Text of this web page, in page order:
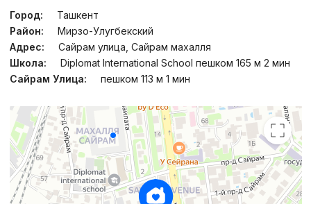
Город:
Ташкент
Район:
Мирзо-Улугбекский
Адрес:
Сайрам улица, Сайрам махалля
Школа:
Diplomat International School пешком 165 м 2 мин
Сайрам Улица:
пешком 113 м 1 мин